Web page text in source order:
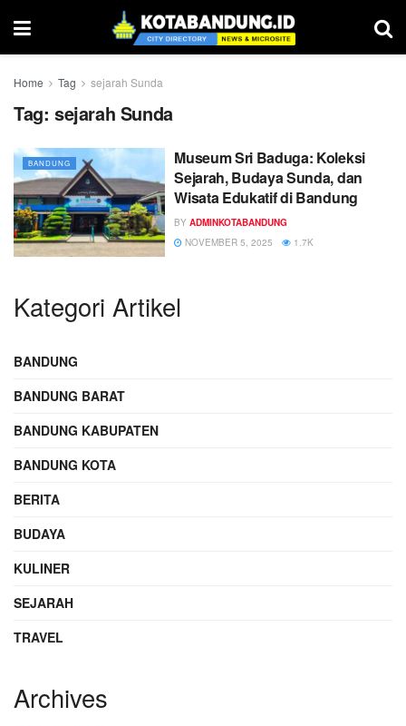
Home Tag sejarah Sunda
Tag: sejarah Sunda
BANDUNG
Museum Sri Baduga: Koleksi
Sejarah, Budaya Sunda, dan
Wisata Edukatif di Bandung
BY ADMINKOTABANDUNG
NOVEMBER 5, 2025
1.7K
Kategori Artikel
BANDUNG
BANDUNG BARAT
BANDUNG KABUPATEN
BANDUNG KOTA
BERITA
BUDAYA
KULINER
SEJARAH
TRAVEL
Archives